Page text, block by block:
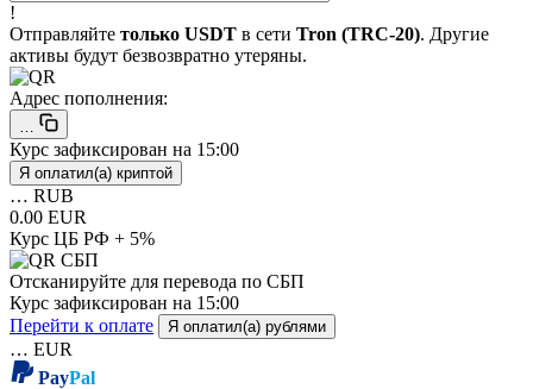
!
Отправляйте только USDT в сети Tron (TRC-20). Другие
активы будут безвозвратно утеряны.
Адрес пополнения:
Курс зафиксирован на 15:00
Я оплатил(а) криптой
… RUB
0.00 EUR
Курс ЦБ РФ + 5%
Отсканируйте для перевода по СБП
Курс зафиксирован на 15:00
Перейти к оплате
Я оплатил(а) рублями
… EUR
PayPal